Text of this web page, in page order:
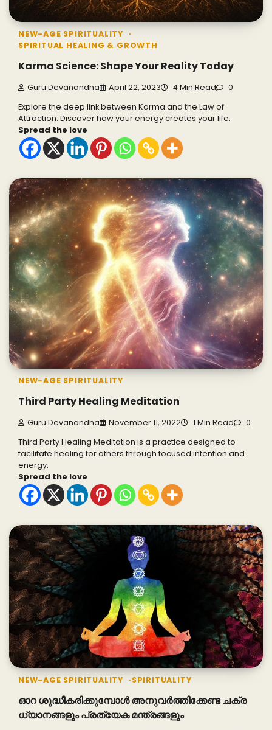
NEW-AGE SPIRITUALITY
SPIRITUAL HEALING & GROWTH
Karma Science: Shape Your Reality Today
Guru Devanandha April 22, 2023 4 Min Read 0
Explore the deep link between Karma and the Law of
Attraction. Discover how your energy creates your life.
Spread the love
NEW-AGE SPIRITUALITY
Third Party Healing Meditation
Guru Devanandha November 11, 2022 1 Min Read 0
Third Party Healing Meditation is a practice designed to
facilitate healing for others through focused intention and
energy.
Spread the love
NEW-AGE SPIRITUALITY SPIRITUALITY
ഓറ ശുദ്ധീകരിക്കുമ്പോൾ അനുവർത്തിക്കേണ്ട ചക്ര
ധ്യാനങ്ങളും പ്രത്യേക മന്ത്രങ്ങളും